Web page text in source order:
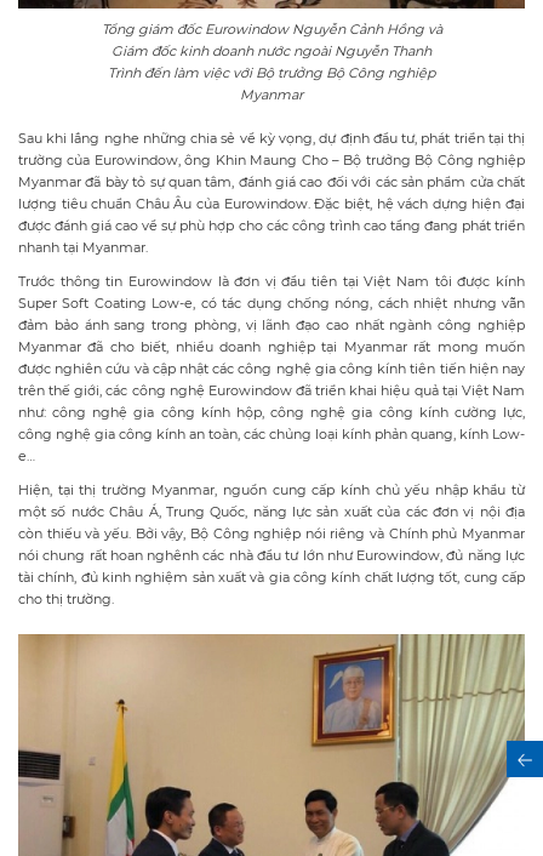
Tổng giám đốc Eurowindow Nguyễn Cảnh Hồng và
Giám đốc kinh doanh nước ngoài Nguyễn Thanh
Trình đến làm việc với Bộ trưởng Bộ Công nghiệp
Myanmar
Sau khi lắng nghe những chia sẻ về kỳ vọng, dự định đầu tư, phát triển tại thị
trường của Eurowindow, ông Khin Maung Cho – Bộ trưởng Bộ Công nghiệp
Myanmar đã bày tỏ sự quan tâm, đánh giá cao đối với các sản phẩm cửa chất
lượng tiêu chuẩn Châu Âu của Eurowindow. Đặc biệt, hệ vách dựng hiện đại
được đánh giá cao về sự phù hợp cho các công trình cao tầng đang phát triển
nhanh tại Myanmar.
Trước thông tin Eurowindow là đơn vị đầu tiên tại Việt Nam tôi được kính
Super Soft Coating Low-e, có tác dụng chống nóng, cách nhiệt nhưng vẫn
đảm bảo ánh sang trong phòng, vị lãnh đạo cao nhất ngành công nghiệp
Myanmar đã cho biết, nhiều doanh nghiệp tại Myanmar rất mong muốn
được nghiên cứu và cập nhật các công nghệ gia công kính tiên tiến hiện nay
trên thế giới, các công nghệ Eurowindow đã triển khai hiệu quả tại Việt Nam
như: công nghệ gia công kính hộp, công nghệ gia công kính cường lực,
công nghệ gia công kính an toàn, các chủng loại kính phản quang, kính Low-
e…
Hiện, tại thị trường Myanmar, nguồn cung cấp kính chủ yếu nhập khẩu từ
một số nước Châu Á, Trung Quốc, năng lực sản xuất của các đơn vị nội địa
còn thiếu và yếu. Bởi vậy, Bộ Công nghiệp nói riêng và Chính phủ Myanmar
nói chung rất hoan nghênh các nhà đầu tư lớn như Eurowindow, đủ năng lực
tài chính, đủ kinh nghiệm sản xuất và gia công kính chất lượng tốt, cung cấp
cho thị trường.